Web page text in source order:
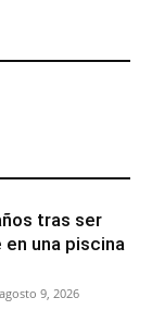
tras ser
una piscina
agosto 9, 2026